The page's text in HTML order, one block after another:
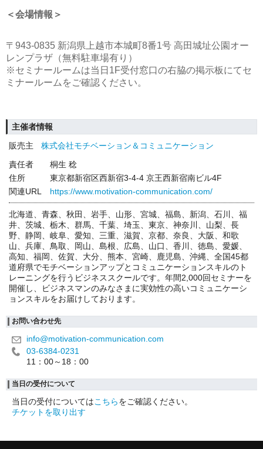
＜会場情報＞
〒943-0835 新潟県上越市本城町8番1号 高田城址公園オー
レンプラザ（無料駐車場有り）
※セミナールームは当日1F受付窓口の右脇の掲示板にてセ
ミナールームをご確認ください。
主催者情報
販売主
株式会社モチベーション＆コミュニケーション
責任者
桐生 稔
住所
東京都新宿区西新宿3-4-4 京王西新宿南ビル4F
関連URL
https://www.motivation-communication.com/
北海道、青森、秋田、岩手、山形、宮城、福島、新潟、石川、福
井、茨城、栃木、群馬、千葉、埼玉、東京、神奈川、山梨、長
野、静岡、岐阜、愛知、三重、滋賀、京都、奈良、大阪、和歌
山、兵庫、鳥取、岡山、島根、広島、山口、香川、徳島、愛媛、
高知、福岡、佐賀、大分、熊本、宮崎、鹿児島、沖縄、全国45都
道府県でモチベーションアップとコミュニケーションスキルのト
レーニングを行うビジネススクールです。年間2,000回セミナーを
開催し、ビジネスマンのみなさまに実効性の高いコミュニケーシ
ョンスキルをお届けしております。
お問い合わせ先
info@motivation-communication.com
03-6384-0231
11：00～18：00
当日の受付について
当日の受付についてはこちらをご確認ください。
チケットを取り出す